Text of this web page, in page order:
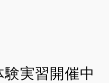
実習開催中